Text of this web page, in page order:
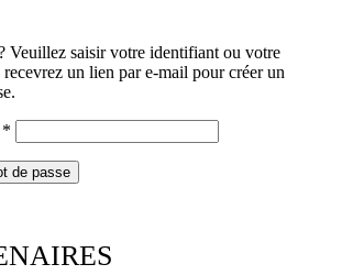
Veuillez saisir votre identifiant ou votre
recevrez un lien par e-mail pour créer un
*
de passe